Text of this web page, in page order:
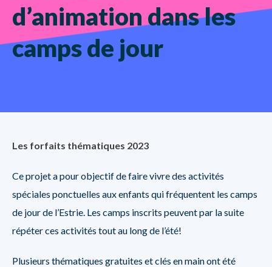
d’animation dans les
camps de jour
Les forfaits thématiques 2023
Ce projet a pour objectif de faire vivre des activités
spéciales ponctuelles aux enfants qui fréquentent les camps
de jour de l’Estrie. Les camps inscrits peuvent par la suite
répéter ces activités tout au long de l’été!
Plusieurs thématiques gratuites et clés en main ont été